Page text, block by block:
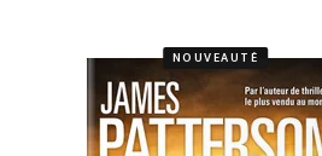
NOUVEAUTÉ